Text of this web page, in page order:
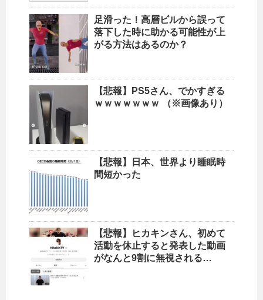
足滑った！高層ビルから誤って
落下した時に助かる可能性が上
がる方法はあるのか？
【悲報】PS5さん、でかすぎる
ｗｗｗｗｗｗｗ （※画像あり）
【悲報】日本、世界より睡眠時
間短かった
【悲報】ヒカキンさん、初めて
活動を休止すると発表した動画
がなんと9割に無視される…